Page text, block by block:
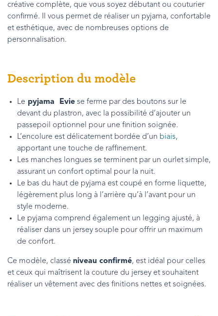
créative complète, que vous soyez débutant ou couturier
confirmé. Il vous permet de réaliser un pyjama, confortable
et esthétique, avec de nombreuses options de
personnalisation.
Description du modèle
Le pyjama Evie se ferme par des boutons sur le
devant du plastron, avec la possibilité d’ajouter un
passepoil optionnel pour une finition soignée.
L’encolure est délicatement bordée d’un biais,
apportant une touche de raffinement.
Les manches longues se terminent par un ourlet simple,
assurant un confort optimal pour la nuit.
Le bas du haut de pyjama est coupé en forme liquette,
légèrement plus long à l’arrière qu’à l’avant pour un
style moderne.
Le pyjama comprend également un legging ajusté, à
réaliser dans un jersey souple pour offrir un maximum
de confort.
Ce modèle, classé niveau confirmé, est idéal pour celles
et ceux qui maîtrisent la couture du jersey et souhaitent
réaliser un vêtement avec des finitions nettes et soignées.